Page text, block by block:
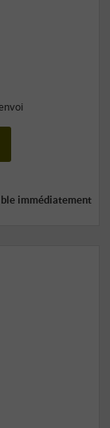
immédiatement